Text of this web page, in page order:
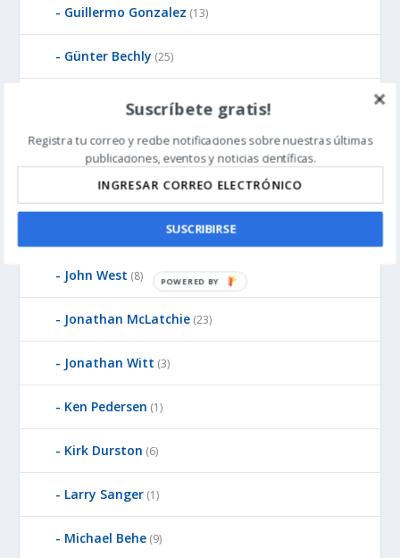
Guillermo Gonzalez (13)
Günter Bechly (25)
Howard Glicksman
Howard Glicksman(5)
James Gills(1)
Jean-Pierre Luminet(2)
John West (8)
Jonathan McLatchie (23)
Jonathan Witt (3)
Ken Pedersen (1)
Kirk Durston (6)
Larry Sanger (1)
Michael Behe (9)
Suscríbete gratis!
Registra tu correo y recibe notificaciones sobre nuestras últimas
publicaciones, eventos y noticias científicas.
SUSCRIBIRSE
P
W
E